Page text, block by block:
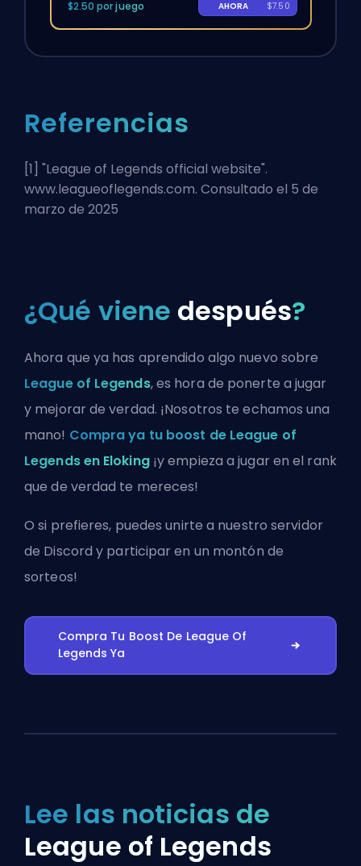
$2.50 por juego
AHORA
$7.50
Referencias
[1] "League of Legends official website".
www.leagueoflegends.com. Consultado el 5 de
marzo de 2025
¿Qué viene después?
Ahora que ya has aprendido algo nuevo sobre
League of Legends, es hora de ponerte a jugar
y mejorar de verdad. ¡Nosotros te echamos una
mano! Compra ya tu boost de League of
Legends en Eloking¡y empieza a jugar en el rank
que de verdad te mereces!
O si prefieres, puedesunirte a nuestro servidor
de Discord y participar en un montón de
sorteos!
Compra Tu Boost De League Of
Legends Ya
Lee las noticias de
League of Legends